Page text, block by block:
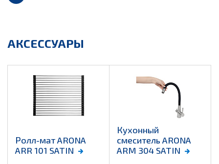
АКСЕССУАРЫ
Ролл-мат ARONA
ARR 101 SATIN
Кухонный
смеситель ARONA
ARM 304 SATIN